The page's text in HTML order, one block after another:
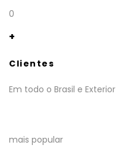
0
+
Clientes
Em todo o Brasil e Exterior
mais popular